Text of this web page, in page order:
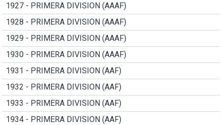
1927 - PRIMERA DIVISION (AAAF)
1928 - PRIMERA DIVISION (AAAF)
1929 - PRIMERA DIVISION (AAAF)
1930 - PRIMERA DIVISION (AAAF)
1931 - PRIMERA DIVISION (AAF)
1932 - PRIMERA DIVISION (AAF)
1933 - PRIMERA DIVISION (AAF)
1934 - PRIMERA DIVISION (AAF)